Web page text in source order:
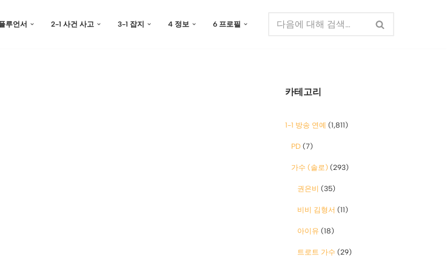
루언서 2-1 사건 사고 3-1 잡지 4 정보 6 프로필
카테고리
1-1 방송 연예 (1,811)
PD (7)
가수 (솔로) (293)
권은비 (35)
비비 김형서 (11)
아이유 (18)
트로트 가수 (29)